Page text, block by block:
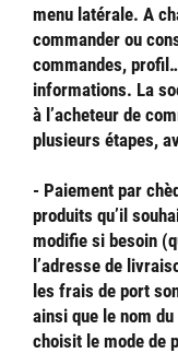
menu latérale. A
commander ou
commandes,
informations. La
à l’acheteur de
plusieurs étapes,
- Paiement par
produits qu’il
modifie si besoin
l’adresse de
les frais de port
ainsi que le nom
choisit le mode de